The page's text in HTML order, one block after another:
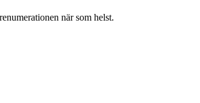
när som helst.